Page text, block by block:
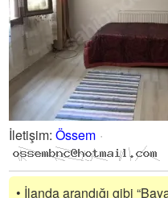
İletişim:Össem
• İlanda arandığı gibi